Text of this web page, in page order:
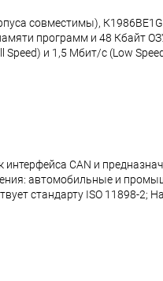
совместимы),
программ и 48 Кбайт
и 1,5 Мбит/с (Low
CAN и
автомобильные и
стандарту ISO 11898-2;